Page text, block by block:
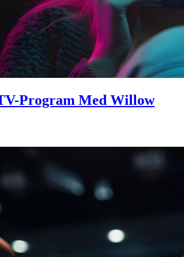
Program Med Willow